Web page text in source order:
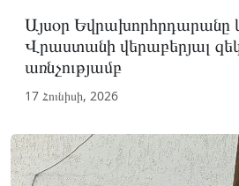
Այսօր Եվրախորհրդարանը
Վրաստանի վերաբերյալ
առնչությամբ
17 Հունիսի, 2026